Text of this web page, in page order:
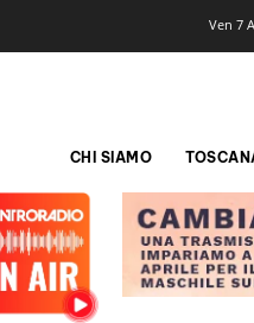
Ven 7
CHI SIAMO